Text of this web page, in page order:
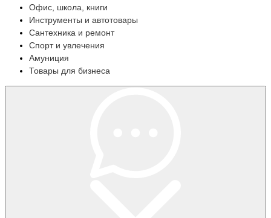
Офис, школа, книги
Инструменты и автотовары
Сантехника и ремонт
Спорт и увлечения
Амуниция
Товары для бизнеса